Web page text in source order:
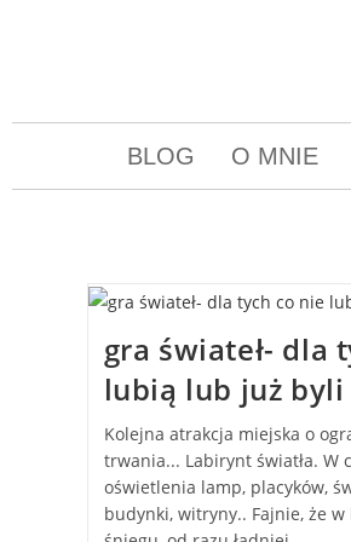
BLOG O MNIE
gra świateł- dla
lubią lub już byli
Kolejna atrakcja miejska o
trwania... Labirynt światła. W
oświetlenia lamp, placyków,
budynki, witryny.. Fajnie, że w